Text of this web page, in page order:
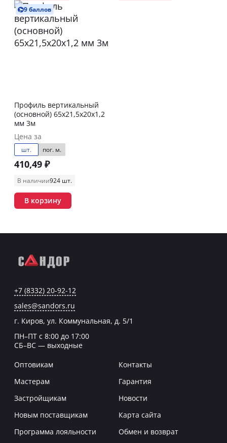
9 баллов
Профиль вертикальный
(основной) 65х21,5х20х1,2
мм 3м
Цена за
шт. пог. м.
410,49 ₽
В наличии924 шт.
В корзину
+7 (8332) 20-92-12
sales@sandors.ru
г. Киров, ул. Коммунальная, д. 5/1
ПН–ПТ с 8:00 до 17:00
СБ–ВС — выходные
Оптовикам
Мастерам
Застройщикам
Новым поставщикам
Программа лояльности
Контакты
Гарантия
Новости
Карта сайта
Обмен и возврат